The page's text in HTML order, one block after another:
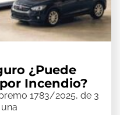
¿Puede
Incendio?
1783/2025, de 3